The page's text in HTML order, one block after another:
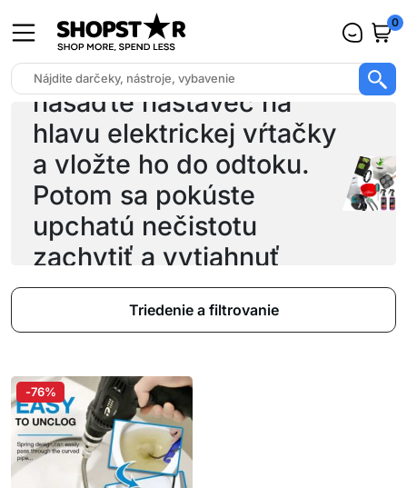
0
nasaďte nástavec na
hlavu elektrickej vŕtačky
a vložte ho do odtoku.
Potom sa pokúste
upchatú nečistotu
zachytiť a vytiahnuť
Triedenie a filtrovanie
-76%